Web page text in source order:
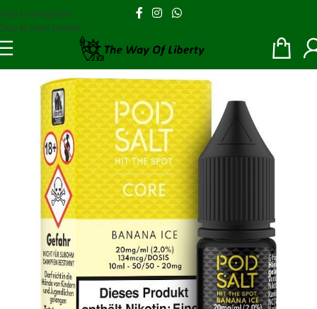
Skip to navigation
Skip to main content